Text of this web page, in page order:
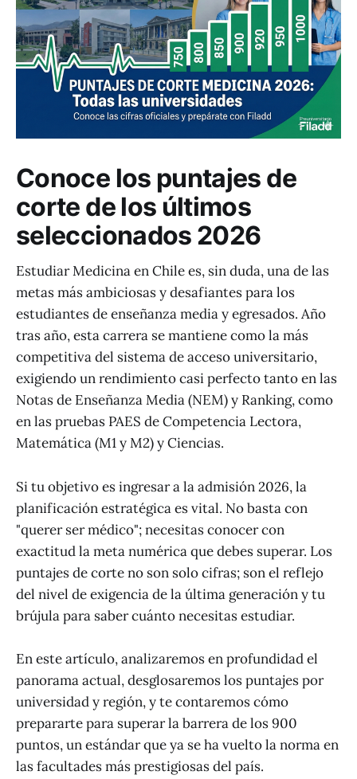
Conoce los puntajes de
corte de los últimos
seleccionados 2026
Estudiar Medicina en Chile es, sin duda, una de las
metas más ambiciosas y desafiantes para los
estudiantes de enseñanza media y egresados. Año
tras año, esta carrera se mantiene como la más
competitiva del sistema de acceso universitario,
exigiendo un rendimiento casi perfecto tanto en las
Notas de Enseñanza Media (NEM) y Ranking, como
en las pruebas PAES de Competencia Lectora,
Matemática (M1 y M2) y Ciencias.
Si tu objetivo es ingresar a la admisión 2026, la
planificación estratégica es vital. No basta con
"querer ser médico"; necesitas conocer con
exactitud la meta numérica que debes superar. Los
puntajes de corte no son solo cifras; son el reflejo
del nivel de exigencia de la última generación y tu
brújula para saber cuánto necesitas estudiar.
En este artículo, analizaremos en profundidad el
panorama actual, desglosaremos los puntajes por
universidad y región, y te contaremos cómo
prepararte para superar la barrera de los 900
puntos, un estándar que ya se ha vuelto la norma en
las facultades más prestigiosas del país.